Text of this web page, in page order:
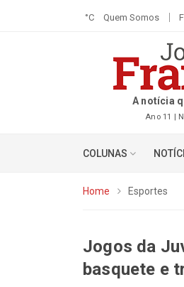
°C Quem Somos
A notícia
Ano 11 |
COLUNAS
Home Esportes
Jogos da
basquete e